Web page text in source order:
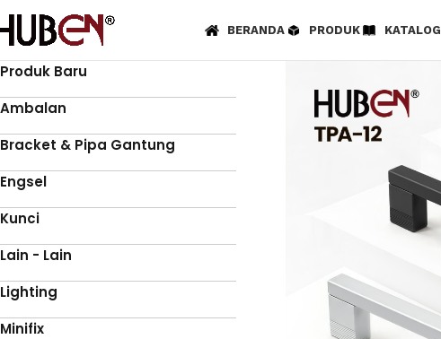
BERANDA PRODUK KATALOG
Produk Baru
Ambalan
Bracket & Pipa Gantung
Engsel
Kunci
Lain - Lain
Lighting
Minifix